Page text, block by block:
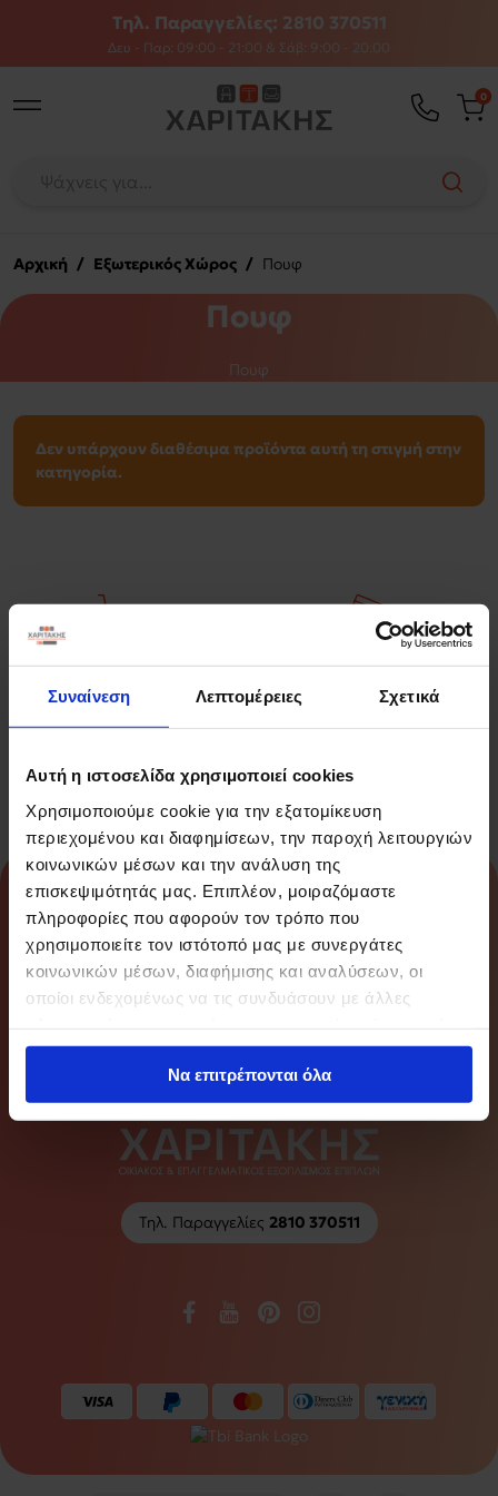
Συναίνεση Λεπτομέρειες Σχετικά
Αυτή η ιστοσελίδα χρησιμοποιεί cookies
Χρησιμοποιούμε cookie για την εξατομίκευση
περιεχομένου και διαφημίσεων, την παροχή λειτουργιών
κοινωνικών μέσων και την ανάλυση της
επισκεψιμότητάς μας. Επιπλέον, μοιραζόμαστε
πληροφορίες που αφορούν τον τρόπο που
χρησιμοποιείτε τον ιστότοπό μας με συνεργάτες
κοινωνικών μέσων, διαφήμισης και αναλύσεων, οι
οποίοι ενδεχομένως να τις συνδυάσουν με άλλες
έχουν συλλέξει σε σχέση με την από μέρους σας χρήση
των υπηρεσιών τους.Να επιτρέπονται όλα
Τηλ. Παραγγελίες: 2810 370511
Δευ - Παρ: 09:00 - 21:00 & Σάβ: 9:00 - 20:00
0
Αρχική / Εξωτερικός Χώρος / Πουφ
Πουφ
Πουφ
Δεν υπάρχουν διαθέσιμα προϊόντα αυτή τη στιγμή στην
κατηγορία.
Πάνω από 14.000
Προϊόντα
Εγγύηση
Επιστροφής
About
Info
Τηλ. Παραγγελίες 2810 370511